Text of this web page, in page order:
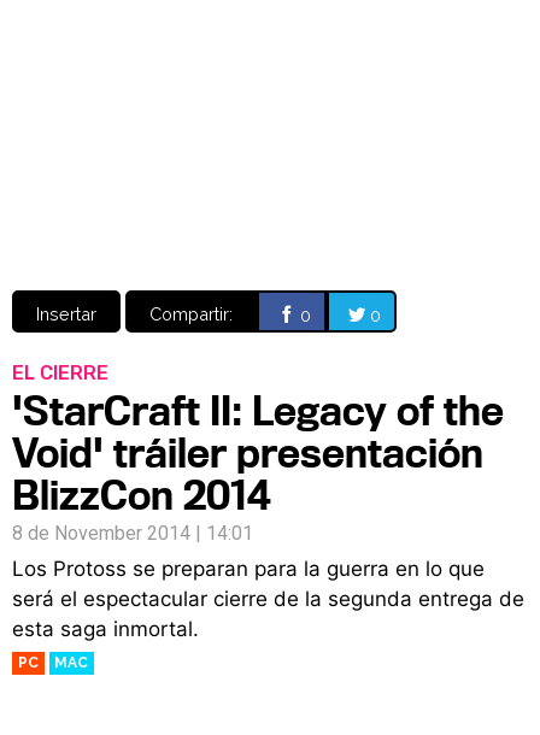
Insertar Compartir: 0 0
EL CIERRE
'StarCraft II: Legacy of the
Void' tráiler presentación
BlizzCon 2014
8 de November 2014 | 14:01
Los Protoss se preparan para la guerra en lo que
será el espectacular cierre de la segunda entrega de
esta saga inmortal.
PC MAC